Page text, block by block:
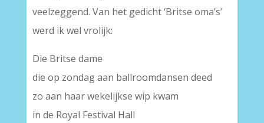
veelzeggend. Van het gedicht ‘Britse oma’s’
werd ik wel vrolijk:
Die Britse dame
die op zondag aan ballroomdansen deed
zo aan haar wekelijkse wip kwam
in de Royal Festival Hall